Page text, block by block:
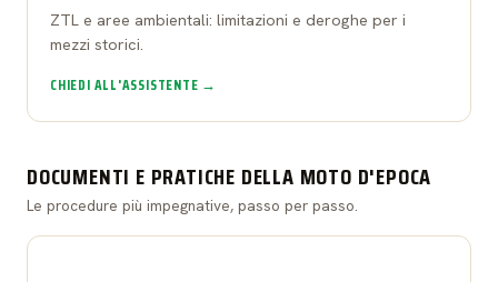
ZTL e aree ambientali: limitazioni e deroghe per i
mezzi storici.
CHIEDI ALL'ASSISTENTE →
DOCUMENTI E PRATICHE DELLA MOTO D'EPOCA
Le procedure più impegnative, passo per passo.